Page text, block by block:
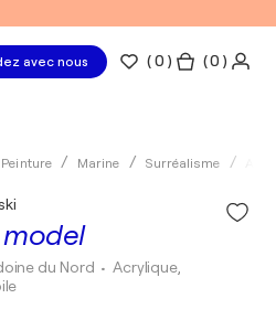
avec nous (0 ) ( 0 )
Peinture Marine Surréalisme
model
du Nord • Acrylique,